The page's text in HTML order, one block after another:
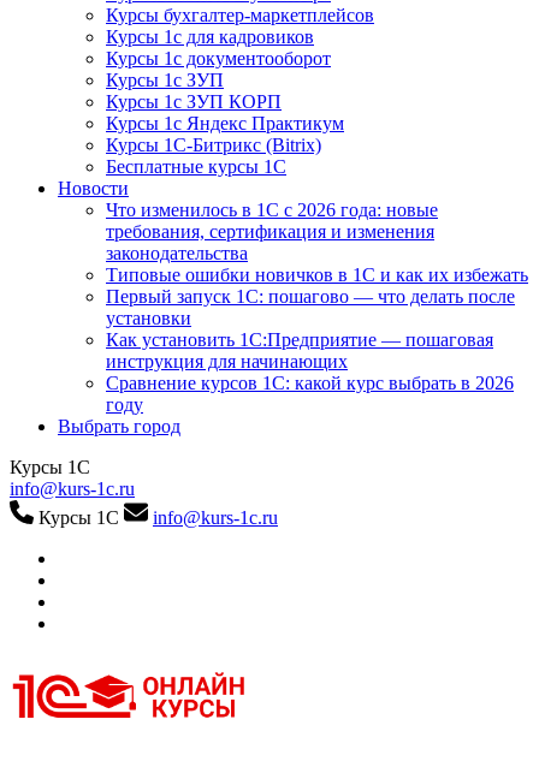
Курсы бухгалтер-маркетплейсов
Курсы 1с для кадровиков
Курсы 1с документооборот
Курсы 1с ЗУП
Курсы 1с ЗУП КОРП
Курсы 1с Яндекс Практикум
Курсы 1С-Битрикс (Bitrix)
Бесплатные курсы 1С
Новости
Что изменилось в 1С с 2026 года: новые
требования, сертификация и изменения
законодательства
Типовые ошибки новичков в 1С и как их избежать
Первый запуск 1С: пошагово — что делать после
установки
Как установить 1С:Предприятие — пошаговая
инструкция для начинающих
Сравнение курсов 1С: какой курс выбрать в 2026
году
Выбрать город
Курсы 1С
info@kurs-1c.ru
Курсы 1С
info@kurs-1c.ru